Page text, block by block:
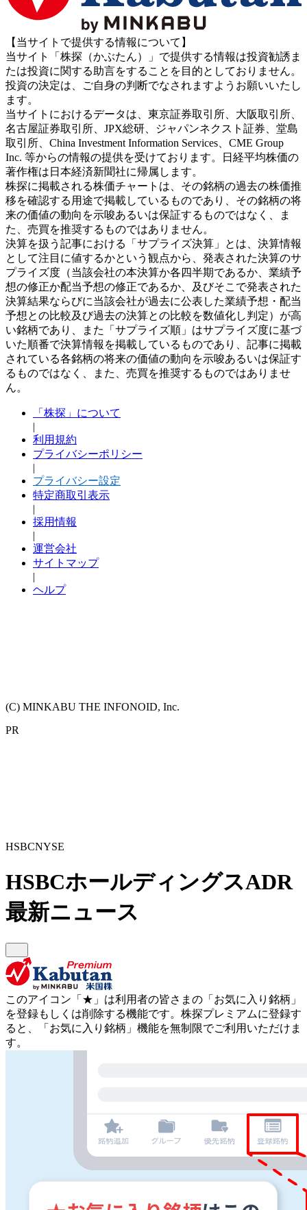
【当サイトで提供する情報について】
当サイト「株探（かぶたん）」で提供する情報は投資勧誘ま
たは投資に関する助言をすることを目的としておりません。
投資の決定は、ご自身の判断でなされますようお願いいたし
ます。
当サイトにおけるデータは、東京証券取引所、大阪取引所、
名古屋証券取引所、JPX総研、ジャパンネクスト証券、堂島
取引所、China Investment Information Services、CME Group
Inc. 等からの情報の提供を受けております。日経平均株価の
著作権は日本経済新聞社に帰属します。
株探に掲載される株価チャートは、その銘柄の過去の株価推
移を確認する用途で掲載しているものであり、その銘柄の将
来の価値の動向を示唆あるいは保証するものではなく、ま
た、売買を推奨するものではありません。
決算を扱う記事における「サプライズ決算」とは、決算情報
として注目に値するかという観点から、発表された決算のサ
プライズ度（当該会社の本決算か各四半期であるか、業績予
想の修正か配当予想の修正であるか、及びそこで発表された
決算結果ならびに当該会社が過去に公表した業績予想・配当
予想との比較及び過去の決算との比較を数値化し判定）が高
い銘柄であり、また「サプライズ順」はサプライズ度に基づ
いた順番で決算情報を掲載しているものであり、記事に掲載
されている各銘柄の将来の価値の動向を示唆あるいは保証す
るものではなく、また、売買を推奨するものではありませ
ん。
「株探」について
|
利用規約
プライバシーポリシー
|
プライバシー設定
特定商取引表示
|
採用情報
|
運営会社
サイトマップ
|
ヘルプ
(C) MINKABU THE INFONOID, Inc.
PR
HSBCNYSE
HSBCホールディングスADR
最新ニュース
このアイコン 「★」 は利用者の皆さまの 「お気に入り銘柄」
を登録もしくは削除する機能です。 株探プレミアムに登録す
ると、「お気に入り銘柄」機能を無制限でご利用いただけま
す。